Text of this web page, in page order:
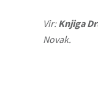
Vir:Knjiga
Novak.